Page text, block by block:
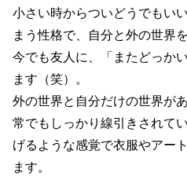
小さい時からついどうでもい
まう性格で、自分と外の世界
今でも友人に、「またどっか
ます（笑）。
外の世界と自分だけの世界が
常でもしっかり線引きされて
げるような感覚で衣服やアー
ます。